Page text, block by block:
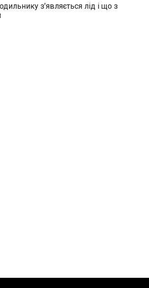
з’являється лід і що з